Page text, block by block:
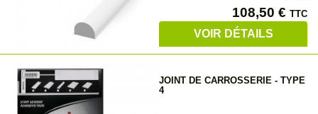
Prix
108,50 € TTC
VOIR DÉTAILS
JOINT DE CARROSSERIE - TYPE
4